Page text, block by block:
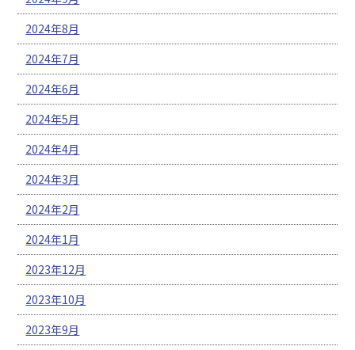
2024年8月
2024年7月
2024年6月
2024年5月
2024年4月
2024年3月
2024年2月
2024年1月
2023年12月
2023年10月
2023年9月